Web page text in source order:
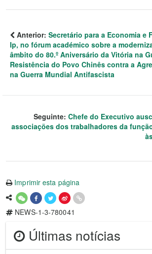
Anterior: Secretário para a Economia e
Ip, no fórum académico sobre a
âmbito do 80.º Aniversário da Vitória na
Resistência do Povo Chinês contra a
na Guerra Mundial Antifascista
Seguinte: Chefe do Executivo
associações dos trabalhadores da
Imprimir esta página
NEWS-1-3-780041
Últimas notícias